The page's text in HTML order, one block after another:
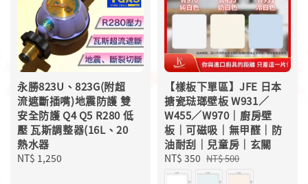
永勝823U、823G(附超
流遮斷插嘴)地震防護 雙
安全防護 Q4 Q5 R280 低
壓 瓦斯調整器(16L、20
熱水器
Regular
NT$ 1,250
【樣板下單區】JFE 日本
搪瓷琺瑯壁板 W931／
W455／W970｜廚房壁
板｜可磁吸｜無甲醛｜防
油耐刮｜兒童房｜玄關
Sale
price
NT$ 350 Regular
price
NT$ 500